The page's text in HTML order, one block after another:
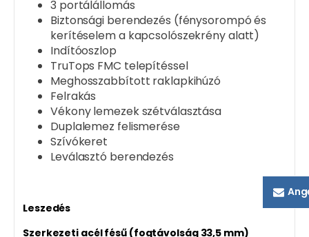
3 portálállomás
Biztonsági berendezés (fénysorompó és
kerítéselem a kapcsolószekrény alatt)
Indítóoszlop
TruTops FMC telepítéssel
Meghosszabbított raklapkihúzó
Felrakás
Vékony lemezek szétválasztása
Duplalemez felismerése
Szívókeret
Leválasztó berendezés
Leszedés
Szerkezeti acél fésű (fogtávolság 33,5 mm)